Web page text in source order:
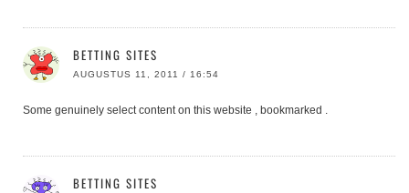
BETTING SITES
AUGUSTUS 11, 2011 / 16:54
Some genuinely select content on this website , bookmarked .
BETTING SITES